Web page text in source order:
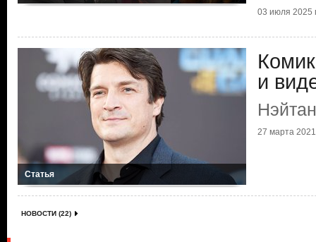
03 июля 2025
Статья
и
27 марта 2021
НОВОСТИ (22)